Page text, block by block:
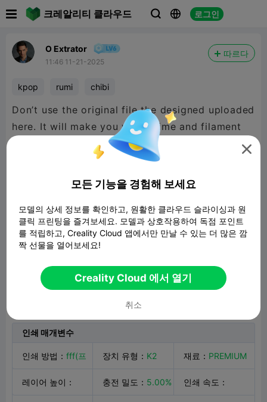
크레알리티 클라우드   로그인
O Extrator
11:46 11-21-2025
따르다
kpop rumi chibi
Don’t use the original file the designed uploaded
here. It will make you waste time and filament
printing + frustration.
Mine is working pretty fine as you can see on
my make photos.
Rumi Chibi Demon Hunters
관련 3D 모델
인쇄 매개변수
인쇄 방법 ： fff(프
프)
장치 유형 ： K2
Plus 
재료 ： PREMIUM
ABS
레이어 높이 ： 충전 밀도 ： 5.00% 인쇄 속도 ：

모든 기능을 경험해 보세요
모델의 상세 정보를 확인하고, 원활한 클라우드 슬라이싱과 원
클릭 프린팅을 즐겨보세요. 모델과 상호작용하여 독점 포인트
를 적립하고, Creality Cloud 앱에서만 만날 수 있는 더 많은 깜
짝 선물을 열어보세요!
Creality Cloud 에서 열기
취소